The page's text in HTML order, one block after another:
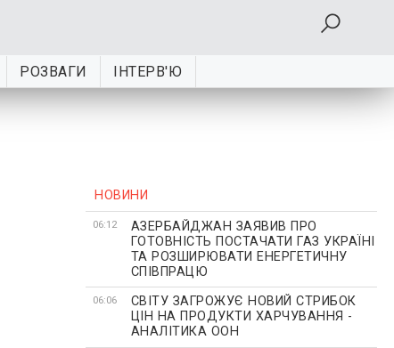
РОЗВАГИ ІНТЕРВ'Ю
НОВИНИ
06:12
АЗЕРБАЙДЖАН ЗАЯВИВ ПРО
ГОТОВНІСТЬ ПОСТАЧАТИ ГАЗ УКРАЇНІ
ТА РОЗШИРЮВАТИ ЕНЕРГЕТИЧНУ
СПІВПРАЦЮ
06:06
СВІТУ ЗАГРОЖУЄ НОВИЙ СТРИБОК
ЦІН НА ПРОДУКТИ ХАРЧУВАННЯ -
АНАЛІТИКА ООН